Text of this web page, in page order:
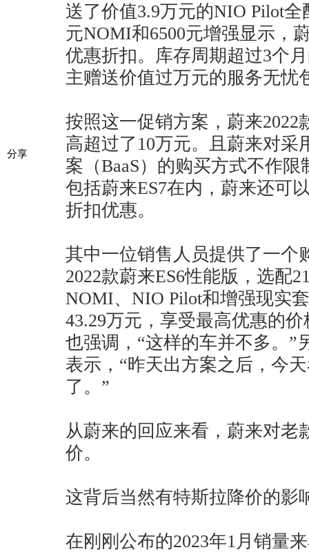
分享
送了价值3.9万元的NIO Pilot
元NOMI和6500元增强显示，
优惠折扣。库存周期超过3个
主赠送价值过万元的服务无忧
按照这一促销方案，蔚来2022
高超过了10万元。且蔚来对采
案（BaaS）的购买方式不作
包括蔚来ES7在内，蔚来还可
折扣优惠。
其中一位销售人员提供了一个
2022款蔚来ES6性能版，选配
NOMI、NIO Pilot和增强现实
43.29万元，享受最高优惠的
也强调，“这样的车并不多。”
表示，“昨天出方案之后，今
了。”
从蔚来的回应来看，蔚来对老
价。
这背后当然有特斯拉降价的影
在刚刚公布的2023年1月销量